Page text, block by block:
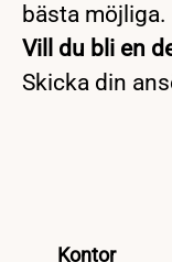
bästa möjliga.
Vill du bli en
Skicka din
Kontor